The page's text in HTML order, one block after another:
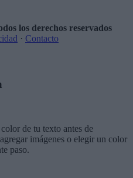
los derechos reservados
· Contacto
de tu texto antes de
imágenes o elegir un color
paso.